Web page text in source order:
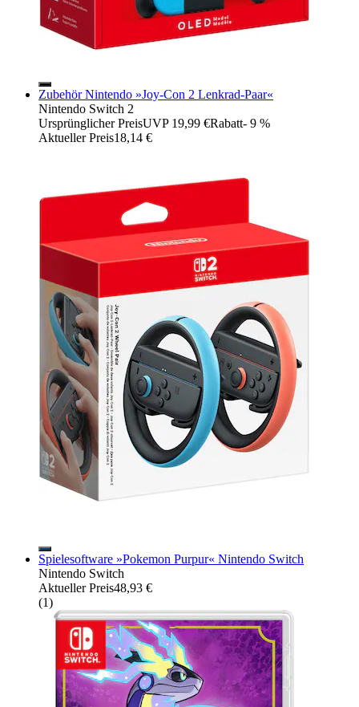
Zubehör Nintendo »Joy-Con 2 Lenkrad-Paar«
Nintendo Switch 2
Ursprünglicher PreisUVP 19,99 €Rabatt- 9 %
Aktueller Preis18,14 €
Spielesoftware »Pokemon Purpur« Nintendo Switch
Nintendo Switch
Aktueller Preis48,93 €
(1)